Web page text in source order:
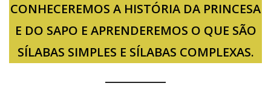
CONHECEREMOS A HISTÓRIA DA PRINCESA
E DO SAPO E APRENDEREMOS O QUE SÃO
SÍLABAS SIMPLES E SÍLABAS COMPLEXAS.